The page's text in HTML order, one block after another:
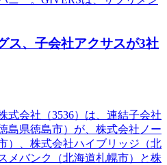
ス、子会社アクサスが3社
式会社（3536）は、連結子会社
島県徳島市）が、株式会社ノー
）、株式会社ハイブリッジ（北
メバンク（北海道札幌市）と株